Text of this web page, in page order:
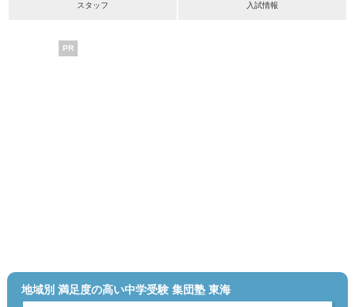
スタッフ 入試情報
PR
地域別 満足度の高い中学受験 集団塾 東海